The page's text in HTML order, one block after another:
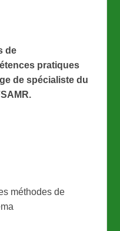
de
pratiques
de spécialiste du
méthodes de